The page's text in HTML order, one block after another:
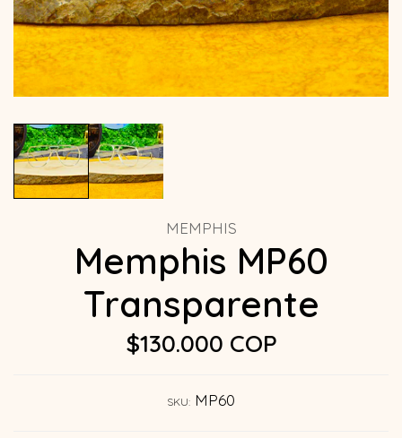
MEMPHIS
Memphis MP60
Transparente
$130.000 COP
SKU: MP60